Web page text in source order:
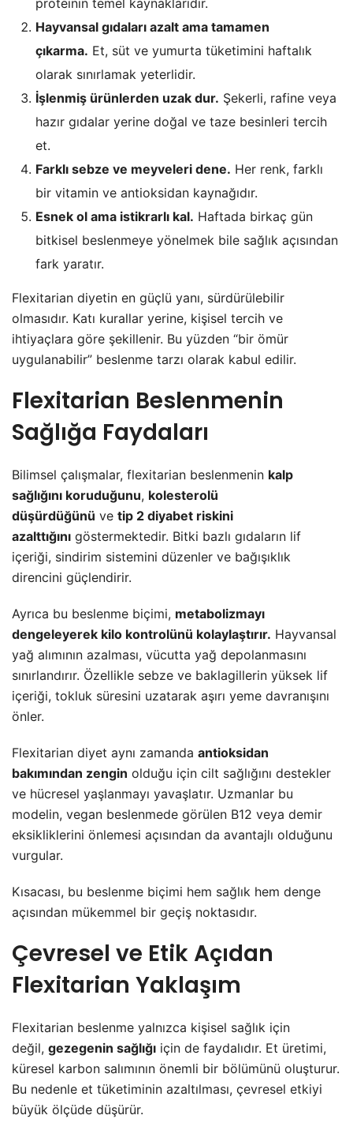
proteinin temel kaynaklarıdır.
Hayvansal gıdaları azalt ama tamamen
çıkarma. Et, süt ve yumurta tüketimini haftalık
olarak sınırlamak yeterlidir.
İşlenmiş ürünlerden uzak dur. Şekerli, rafine veya
hazır gıdalar yerine doğal ve taze besinleri tercih
et.
Farklı sebze ve meyveleri dene. Her renk, farklı
bir vitamin ve antioksidan kaynağıdır.
Esnek ol ama istikrarlı kal. Haftada birkaç gün
bitkisel beslenmeye yönelmek bile sağlık açısından
fark yaratır.
Flexitarian diyetin en güçlü yanı, sürdürülebilir
olmasıdır. Katı kurallar yerine, kişisel tercih ve
ihtiyaçlara göre şekillenir. Bu yüzden “bir ömür
uygulanabilir” beslenme tarzı olarak kabul edilir.
Flexitarian Beslenmenin
Sağlığa Faydaları
Bilimsel çalışmalar, flexitarian beslenmenin kalp
sağlığını koruduğunu, kolesterolü
düşürdüğünü ve tip 2 diyabet riskini
azalttığını göstermektedir. Bitki bazlı gıdaların lif
içeriği, sindirim sistemini düzenler ve bağışıklık
direncini güçlendirir.
Ayrıca bu beslenme biçimi, metabolizmayı
dengeleyerek kilo kontrolünü kolaylaştırır. Hayvansal
yağ alımının azalması, vücutta yağ depolanmasını
sınırlandırır. Özellikle sebze ve baklagillerin yüksek lif
içeriği, tokluk süresini uzatarak aşırı yeme davranışını
önler.
Flexitarian diyet aynı zamanda antioksidan
bakımından zengin olduğu için cilt sağlığını destekler
ve hücresel yaşlanmayı yavaşlatır. Uzmanlar bu
modelin, vegan beslenmede görülen B12 veya demir
eksikliklerini önlemesi açısından da avantajlı olduğunu
vurgular.
Kısacası, bu beslenme biçimi hem sağlık hem denge
açısından mükemmel bir geçiş noktasıdır.
Çevresel ve Etik Açıdan
Flexitarian Yaklaşım
Flexitarian beslenme yalnızca kişisel sağlık için
değil, gezegenin sağlığı için de faydalıdır. Et üretimi,
küresel karbon salımının önemli bir bölümünü oluşturur.
Bu nedenle et tüketiminin azaltılması, çevresel etkiyi
büyük ölçüde düşürür.